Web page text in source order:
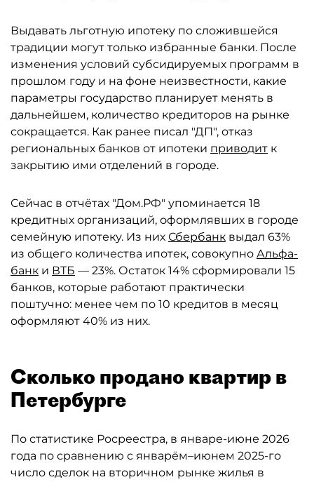
Выдавать льготную ипотеку по сложившейся
традиции могут только избранные банки. После
изменения условий субсидируемых программ в
прошлом году и на фоне неизвестности, какие
параметры государство планирует менять в
дальнейшем, количество кредиторов на рынке
сокращается. Как ранее писал "ДП", отказ
региональных банков от ипотеки приводит к
закрытию ими отделений в городе.
Сейчас в отчётах "Дом.РФ" упоминается 18
кредитных организаций, оформлявших в городе
семейную ипотеку. Из них Сбербанк выдал 63%
из общего количества ипотек, совокупно Альфа-
банк и ВТБ — 23%. Остаток 14% сформировали 15
банков, которые работают практически
поштучно: менее чем по 10 кредитов в месяц
оформляют 40% из них.
Сколько продано квартир в
Петербурге
По статистике Росреестра, в январе-июне 2026
года по сравнению с январём–июнем 2025-го
число сделок на вторичном рынке жилья в